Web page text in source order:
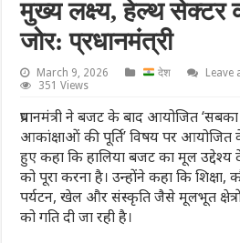
मुख्य लक्ष्य, हेल्थ सेक्टर
जोर: प्रधानमंत्री
March 9, 2026 देश
Leave
351 Views
प्रधानमंत्री ने बजट के बाद आयोजित
आकांक्षाओं की पूर्ति’ विषय पर आयोजित
हुए कहा कि हालिया बजट का मूल
को पूरा करना है। उन्होंने कहा कि शिक्षा,
पर्यटन, खेल और संस्कृति जैसे मूलभूत
को गति दी जा रही है।